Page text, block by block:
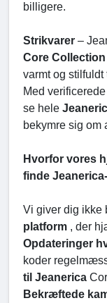
billigere.
Strikvarer –
Core Collection
varmt og
Med
se hele
bekymre sig om
Hvorfor vores
finde
Vi giver dig ikke
platform , der
Opdateringer
koder
til Jeanerica
Bekræftede